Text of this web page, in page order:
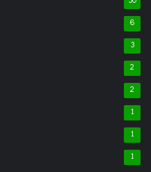
6
3
2
2
1
1
1